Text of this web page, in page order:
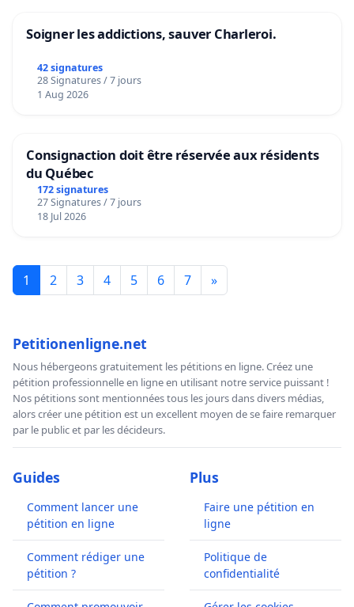
Soigner les addictions, sauver Charleroi.
42 signatures
28 Signatures / 7 jours
1 Aug 2026
Consignaction doit être réservée aux résidents
du Québec
172 signatures
27 Signatures / 7 jours
18 Jul 2026
1 2 3 4 5 6 7 »
Petitionenligne.net
Nous hébergeons gratuitement les pétitions en ligne. Créez une
pétition professionnelle en ligne en utilisant notre service puissant !
Nos pétitions sont mentionnées tous les jours dans divers médias,
alors créer une pétition est un excellent moyen de se faire remarquer
par le public et par les décideurs.
Guides
Comment lancer une
pétition en ligne
Comment rédiger une
pétition ?
Plus
Faire une pétition en
ligne
Politique de
confidentialité